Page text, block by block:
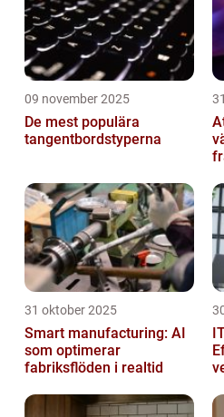
09 november 2025
De mest populära
tangentbordstyperna
31 oktober 2025
Smart manufacturing: AI
som optimerar
fabriksflöden i realtid